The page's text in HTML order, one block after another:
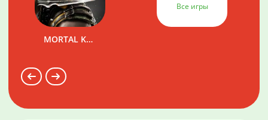
MORTAL KOMBAT
Все игры